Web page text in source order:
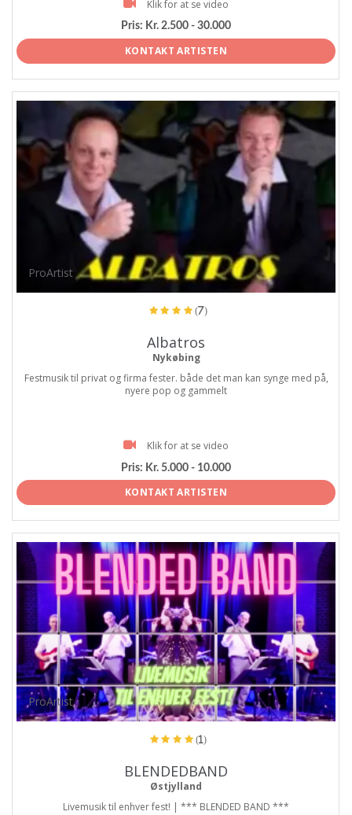
Klik for at se video
Pris: Kr. 2.500 - 30.000
KONTAKT ARTISTEN
ProArtist
(7)
Albatros
Nykøbing
Festmusik til privat og firma fester. både det man kan synge med på,
nyere pop og gammelt
Klik for at se video
Pris: Kr. 5.000 - 10.000
KONTAKT ARTISTEN
ProArtist
(1)
BLENDEDBAND
Østjylland
Livemusik til enhver fest! | *** BLENDED BAND ***